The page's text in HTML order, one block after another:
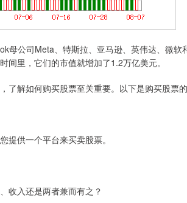
母公司Meta、特斯拉、亚马逊、英伟达、微软
里，它们的市值就增加了1.2万亿美元。
解如何购买股票至关重要。以下是购买股票
提供一个平台来买卖股票。
收入还是两者兼而有之？